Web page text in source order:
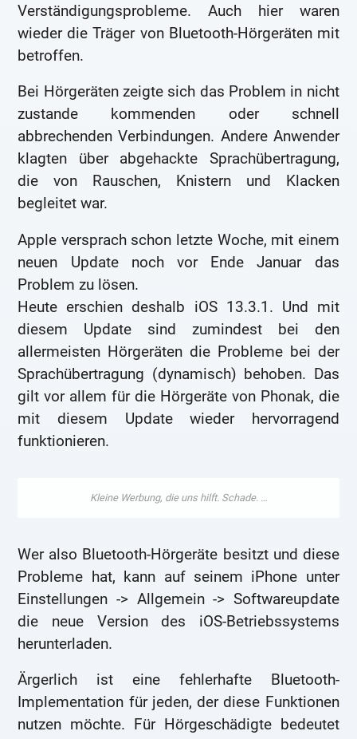
Verständigungsprobleme. Auch hier waren
wieder die Träger von Bluetooth-Hörgeräten mit
betroffen.
Bei Hörgeräten zeigte sich das Problem in nicht
zustande kommenden oder schnell
abbrechenden Verbindungen. Andere Anwender
klagten über abgehackte Sprachübertragung,
die von Rauschen, Knistern und Klacken
begleitet war.
Apple versprach schon letzte Woche, mit einem
neuen Update noch vor Ende Januar das
Problem zu lösen.
Heute erschien deshalb iOS 13.3.1. Und mit
diesem Update sind zumindest bei den
allermeisten Hörgeräten die Probleme bei der
Sprachübertragung (dynamisch) behoben. Das
gilt vor allem für die Hörgeräte von Phonak, die
mit diesem Update wieder hervorragend
funktionieren.
Wer also Bluetooth-Hörgeräte besitzt und diese
Probleme hat, kann auf seinem iPhone unter
Einstellungen -> Allgemein -> Softwareupdate
die neue Version des iOS-Betriebssystems
herunterladen.
Ärgerlich ist eine fehlerhafte Bluetooth-
Implementation für jeden, der diese Funktionen
nutzen möchte. Für Hörgeschädigte bedeutet